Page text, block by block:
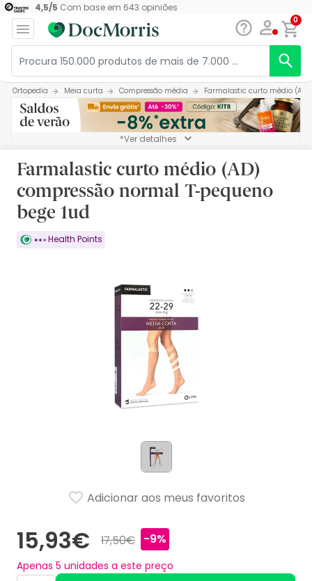
4,5/5 Com base em 643 opiniões
0
Ortopedia Meia curta Compressão média Farmalastic curto médio
*Ver detalhes
Farmalastic curto médio (AD)
compressão normal T-pequeno
bege 1ud
Health Points
15,93€ 17,50€ -9%
Apenas 5 unidades a este preço
Adicionar aos meus favoritos